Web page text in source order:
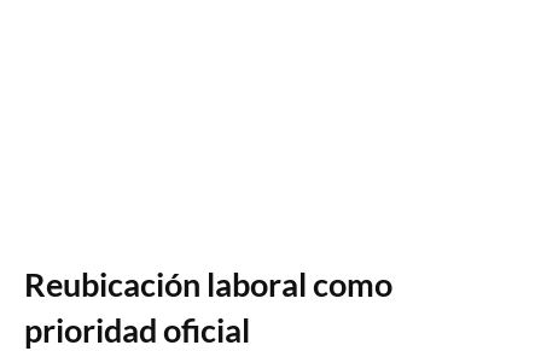
Reubicación laboral como
prioridad oficial